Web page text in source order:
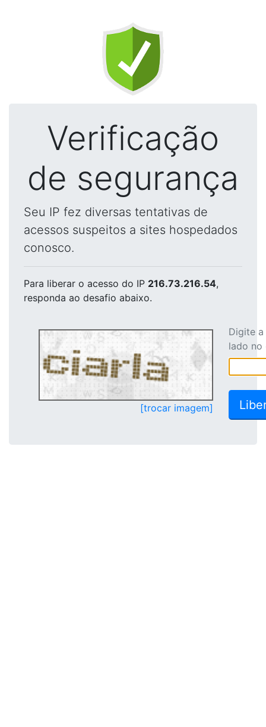
Verificação
de segurança
Seu IP fez diversas tentativas de
acessos suspeitos a sites hospedados
conosco.
Para liberar o acesso do IP 216.73.216.54,
responda ao desafio abaixo.
[trocar imagem]
Digite
lado no